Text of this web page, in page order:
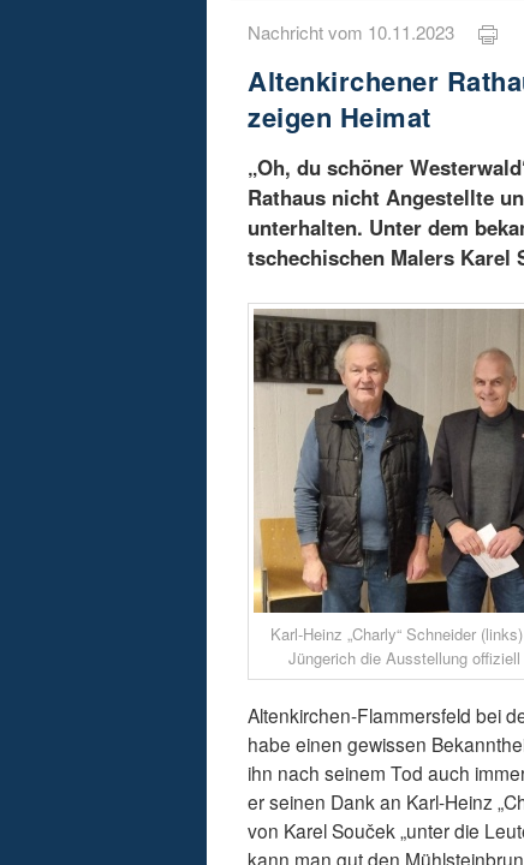
Nachricht vom 10.11.2023
Altenkirchener
zeigen Heimat
„Oh, du schöner
Rathaus nicht Angestellte
unterhalten. Unter dem
tschechischen Malers Karel
Karl-Heinz „Charly“ Schneider
Jüngerich die Ausstellung
Altenkirchen-Flammersfeld bei
habe einen gewissen
ihn nach seinem Tod auch
er seinen Dank an Karl-Heinz
von Karel Souček „unter die
kann man gut den